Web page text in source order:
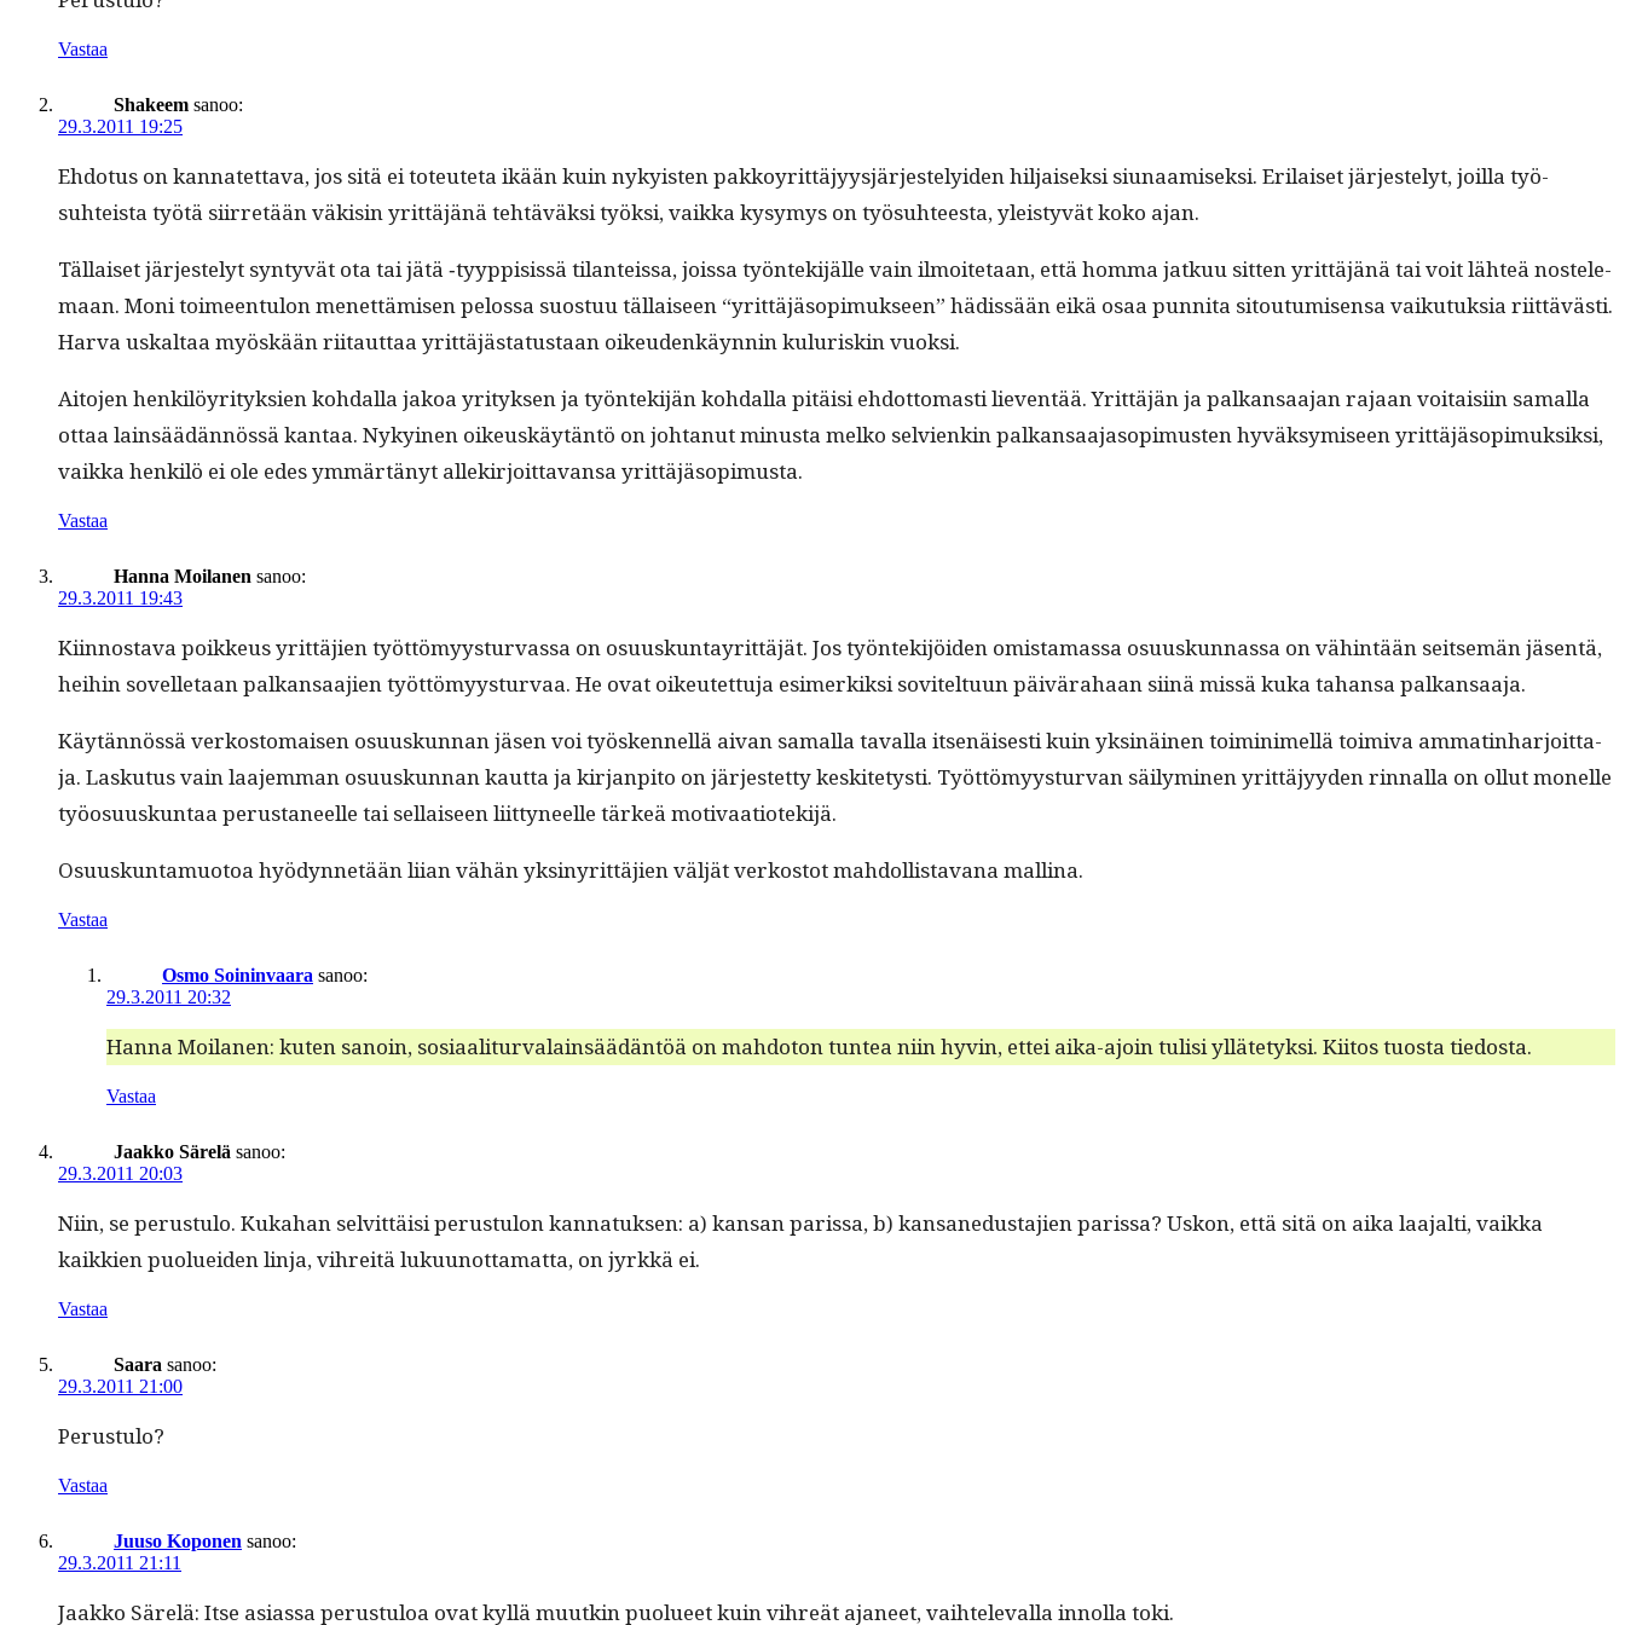
Vastaa
Shakeem sanoo:
29.3.2011 19:25
Ehdo­tus on kan­natet­ta­va, jos sitä ei toteuteta ikään kuin nyky­is­ten pakkoyrit­täjyysjär­jeste­lyi­den hil­jaisek­si siu­naamisek­si. Eri­laiset jär­jeste­lyt, joil­la työ­
suhteista työtä siir­retään väk­isin yrit­täjänä tehtäväk­si työk­si, vaik­ka kysymys on työ­suh­teesta, yleistyvät koko ajan.
Täl­laiset jär­jeste­lyt syn­tyvät ota tai jätä ‑tyyp­pi­sis­sä tilanteis­sa, jois­sa työn­tek­i­jälle vain ilmoite­taan, että hom­ma jatkuu sit­ten yrit­täjänä tai voit lähteä nos­tele­
maan. Moni toimeen­tu­lon menet­tämisen pelos­sa suos­tuu täl­laiseen “yrit­täjä­sopimuk­seen” hädis­sään eikä osaa pun­ni­ta sitou­tu­misen­sa vaiku­tuk­sia riit­tävästi.
Har­va uskaltaa myöskään riitaut­taa yrit­täjäs­ta­tus­taan oikeu­denkäyn­nin kuluriskin vuoksi.
Aito­jen henkilöyri­tyk­sien kohdal­la jakoa yri­tyk­sen ja työn­tek­i­jän kohdal­la pitäisi ehdot­tomasti lieven­tää. Yrit­täjän ja palka­nsaa­jan rajaan voitaisi­in samal­la
ottaa lain­säädän­nössä kan­taa. Nykyi­nen oikeuskäytän­tö on johtanut minus­ta melko selvienkin palka­nsaa­ja­sopimusten hyväksymiseen yrit­täjä­sopimuk­sik­si,
vaik­ka henkilö ei ole edes ymmärtänyt allekir­joit­ta­vansa yrittäjäsopimusta.
Vastaa
Hanna Moilanen sanoo:
29.3.2011 19:43
Kiin­nos­ta­va poikkeus yrit­täjien työt­tömyys­tur­vas­sa on osu­uskun­tayrit­täjät. Jos työn­tek­i­jöi­den omis­ta­mas­sa osu­uskun­nas­sa on vähin­tään seit­semän jäsen­tä,
hei­hin sovel­letaan palka­nsaa­jien työt­tömyys­tur­vaa. He ovat oikeutet­tu­ja esimerkik­si sovitel­tu­un päivära­haan siinä mis­sä kuka tahansa palkansaaja.
Käytän­nössä verkos­tom­aisen osu­uskun­nan jäsen voi työsken­nel­lä aivan samal­la taval­la itsenäis­es­ti kuin yksinäi­nen toi­min­imel­lä toimi­va ammat­in­har­joit­ta­
ja. Lasku­tus vain laa­jem­man osu­uskun­nan kaut­ta ja kir­jan­pito on jär­jestet­ty keskite­tysti. Työt­tömyys­tur­van säi­lymi­nen yrit­täjyy­den rin­nal­la on ollut mon­elle
työo­su­uskun­taa perus­ta­neelle tai sel­l­aiseen liit­tyneelle tärkeä motivaatiotekijä.
Osu­uskun­ta­muo­toa hyö­dyn­netään liian vähän yksinyrit­täjien väljät verkos­tot mah­dol­lis­ta­vana mallina.
Vastaa
Osmo Soininvaara sanoo:
29.3.2011 20:32
Han­na Moila­nen: kuten sanoin, sosi­aal­i­tur­valain­säädän­töä on mah­do­ton tun­tea niin hyvin, ettei aika-ajoin tulisi ylläte­tyk­si. Kiitos tuos­ta tiedosta.
Vastaa
Jaakko Särelä sanoo:
29.3.2011 20:03
Niin, se perus­tu­lo. Kuka­han selvit­täisi perus­tu­lon kan­natuk­sen: a) kansan paris­sa, b) kansane­dus­ta­jien paris­sa? Uskon, että sitä on aika laa­jalti, vaik­ka
kaikkien puoluei­den lin­ja, vihre­itä luku­unot­ta­mat­ta, on jyrkkä ei.
Vastaa
Saara sanoo:
29.3.2011 21:00
Perus­tu­lo?
Vastaa
Juuso Koponen sanoo:
29.3.2011 21:11
Jaakko Särelä: Itse asi­as­sa perus­tu­loa ovat kyl­lä muutkin puolueet kuin vihreät aja­neet, vai­htel­e­val­la innol­la toki.